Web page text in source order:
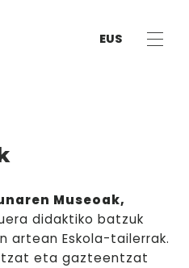
EUS
Museoak,
didaktiko batzuk
artean Eskola-tailerrak.
eta gazteentzat